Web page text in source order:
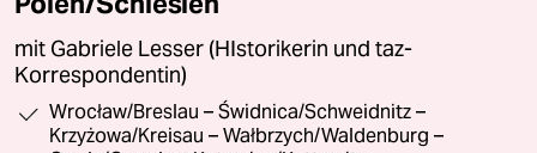
mit Gabriele Lesser (HIstorikerin und taz-
Korrespondentin)
Wrocław/Breslau – Świdnica/Schweidnitz –
Krzyżowa/Kreisau – Wałbrzych/Waldenburg –